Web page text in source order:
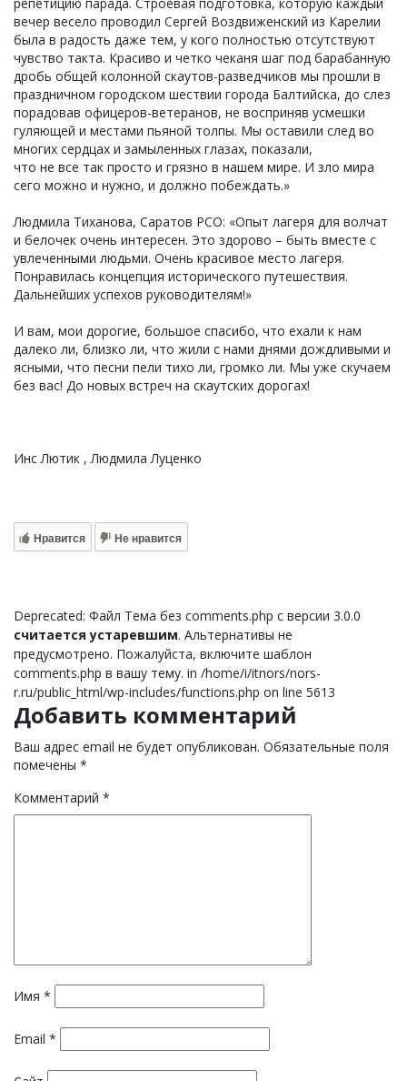
вечер весело проводил Сергей Воздвиженский из Карелии
была в радость даже тем, у кого полностью отсутствуют
чувство такта. Красиво и четко чеканя шаг под барабанную
дробь общей колонной скаутов-разведчиков мы прошли в
праздничном городском шествии города Балтийска, до слез
порадовав офицеров-ветеранов, не восприняв усмешки
гуляющей и местами пьяной толпы. Мы оставили след во
многих сердцах и замыленных глазах, показали,
что не все так просто и грязно в нашем мире. И зло мира
сего можно и нужно, и должно побеждать.»
Людмила Тиханова, Саратов РСО: «Опыт лагеря для волчат
и белочек очень интересен. Это здорово – быть вместе с
увлеченными людьми. Очень красивое место лагеря.
Понравилась концепция исторического путешествия.
Дальнейших успехов руководителям!»
И вам, мои дорогие, большое спасибо, что ехали к нам
далеко ли, близко ли, что жили с нами днями дождливыми и
ясными, что песни пели тихо ли, громко ли. Мы уже скучаем
без вас! До новых встреч на скаутских дорогах!
Инс Лютик , Людмила Луценко
Нравится Не нравится
Deprecated: Файл Тема без comments.php с версии 3.0.0
считается устаревшим. Альтернативы не
предусмотрено. Пожалуйста, включите шаблон
comments.php в вашу тему. in /home/i/itnors/nors-
r.ru/public_html/wp-includes/functions.php on line 5613
Добавить комментарий
Ваш адрес email не будет опубликован. Обязательные поля
помечены *
Комментарий *
Имя *
Email *